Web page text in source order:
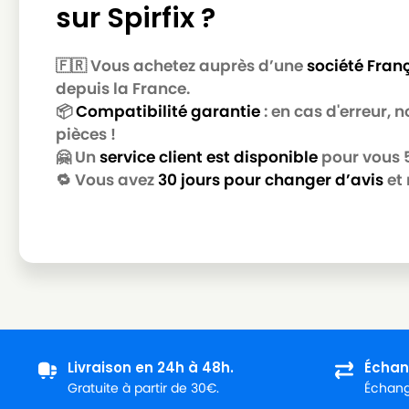
TORNADO
TORNADO POWERFORCE
TORNADO
TORNADO
TORNADO TO 1500 à TO 1600
TORNADO
TORNADO TO 30 ( SORTIE APRES
TORNADO
TORNADO TO4500 à TO4559
TORNADO
TORNADO TO5415
TORNADO
TORNADO TO5430
TORNADO
TORNADO TO5435
sur Spirfix ?
🇫🇷 Vous achetez auprès d’unesociété
depuis la France.
📦Compatibilité garantie: en cas d'erreur,
pièces !
🤗 Un service client est disponible pour vous
🔁 Vous avez30 jours pour changer d’aviset
Livraison en 24h à 48h.
Gratuite à partir de 30€.